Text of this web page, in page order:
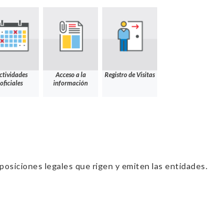
oficiales
Acceso a la
información
Registro de Visitas
legales que rigen y emiten las entidades.